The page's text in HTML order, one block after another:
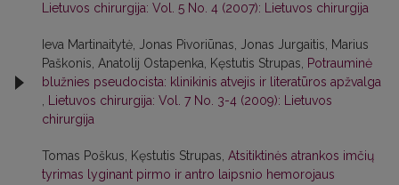
Lietuvos chirurgija: Vol. 5 No. 4 (2007): Lietuvos chirurgija
Ieva Martinaitytė, Jonas Pivoriūnas, Jonas Jurgaitis, Marius
Paškonis, Anatolij Ostapenka, Kęstutis Strupas,
Potrauminė
blužnies pseudocista: klinikinis atvejis ir literatūros apžvalga
Lietuvos chirurgija: Vol. 7 No. 3-4 (2009): Lietuvos
chirurgija
Tomas Poškus, Kęstutis Strupas, Atsitiktinės atrankos imčių
tyrimas lyginant pirmo ir antro laipsnio hemorojaus